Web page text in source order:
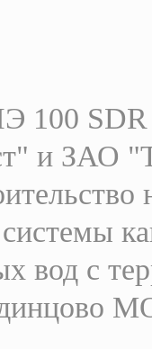
100
и ЗАО
вод с